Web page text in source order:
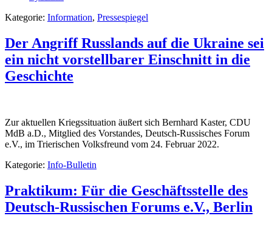
Kategorie: Information, Pressespiegel
Der Angriff Russlands auf die Ukraine sei
ein nicht vorstellbarer Einschnitt in die
Geschichte
Zur aktuellen Kriegssituation äußert sich Bernhard Kaster, CDU
MdB a.D., Mitglied des Vorstandes, Deutsch-Russisches Forum
e.V., im Trierischen Volksfreund vom 24. Februar 2022.
Kategorie: Info-Bulletin
Praktikum: Für die Geschäftsstelle des
Deutsch-Russischen Forums e.V., Berlin